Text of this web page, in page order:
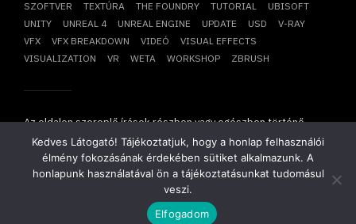
SZOFTVER
TEXTÚRA THE FOUNDRY TUTORIAL
UBISOFT
UNITY
UNREAL 4 UNREAL ENGINE UPDATE USD
V-RAY
VFX
VFX BREAKDOWN VIDEÓ
VISUAL EFFECTS
VISUALIZATION
VR WETA WORKSHOP ZBRUSH
Az oldalon szereplő írások részben vagy egészben történő
átvétele, újraközlése csak írásbeli hozzájárulásunkkal
lehetséges!
Copyright © 2014-2026. Minden jog fenntartva.Mesharray Zrt.
Kedves Látogató! Tájékoztatjuk, hogy a honlap felhasználói
élmény fokozásának érdekében sütiket alkalmazunk. A
honlapunk használatával ön a tájékoztatásunkat tudomásul
veszi.
Elfogadom